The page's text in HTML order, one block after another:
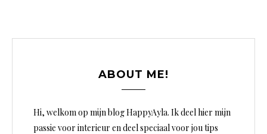
ABOUT ME!
Hi, welkom op mijn blog HappyAyla. Ik deel hier mijn
passie voor interieur en deel speciaal voor jou tips